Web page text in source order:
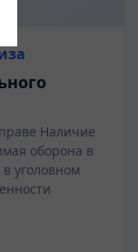
Наличие
оборона в
уголовном